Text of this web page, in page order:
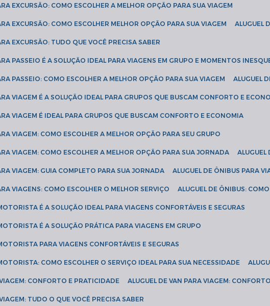
EXCURSÃO: COMO ESCOLHER A MELHOR OPÇÃO PARA SUA VIAGEM
EXCURSÃO: COMO ESCOLHER MELHOR OPÇÃO PARA SUA VIAGEM
EXCURSÃO: TUDO QUE VOCÊ PRECISA SABER
PASSEIO É A SOLUÇÃO IDEAL PARA VIAGENS EM GRUPO E MOMENTOS
PASSEIO: COMO ESCOLHER A MELHOR OPÇÃO PARA SUA VIAGEM ALUGUEL
VIAGEM É A SOLUÇÃO IDEAL PARA GRUPOS QUE BUSCAM CONFORTO E
VIAGEM É IDEAL PARA GRUPOS QUE BUSCAM CONFORTO E ECONOMIA
VIAGEM: COMO ESCOLHER A MELHOR OPÇÃO PARA SEU GRUPO
VIAGEM: COMO ESCOLHER A MELHOR OPÇÃO PARA SUA JORNADA
VIAGEM: GUIA COMPLETO PARA SUA JORNADA ALUGUEL DE ÔNIBUS PARA
VIAGENS: COMO ESCOLHER O MELHOR SERVIÇO ALUGUEL DE ÔNIBUS:
É A SOLUÇÃO IDEAL PARA VIAGENS CONFORTÁVEIS E SEGURAS
É A SOLUÇÃO PRÁTICA PARA VIAGENS EM GRUPO
PARA VIAGENS CONFORTÁVEIS E SEGURAS
COMO ESCOLHER O SERVIÇO IDEAL PARA SUA NECESSIDADE
VIAGEM: CONFORTO E PRATICIDADE ALUGUEL DE VAN PARA VIAGEM:
VIAGEM: TUDO O QUE VOCÊ PRECISA SABER